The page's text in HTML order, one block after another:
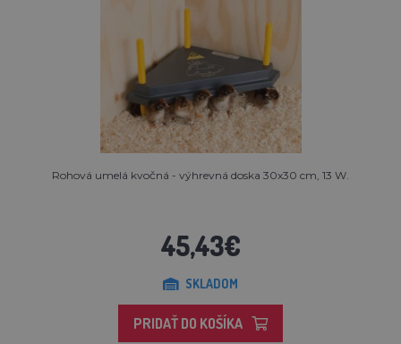
Rohová umelá kvočná - výhrevná doska 30x30 cm, 13 W.
45,43€
SKLADOM
PRIDAŤ DO KOŠÍKA